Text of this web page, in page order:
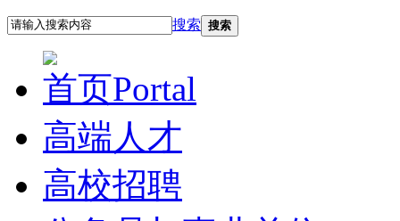
搜索 搜索
首页Portal
高端人才
高校招聘